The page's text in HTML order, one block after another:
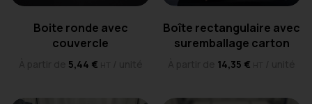
Boite ronde avec
couvercle
5,44 €
Boîte rectangulaire avec
suremballage carton
14,35 €